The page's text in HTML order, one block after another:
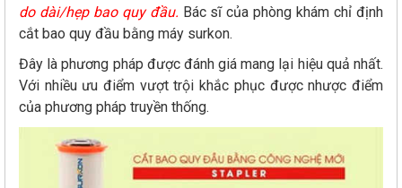
do dài/hẹp bao quy đầu. Bác sĩ của phòng khám chỉ định
cắt bao quy đầu bằng máy surkon.
Đây là phương pháp được đánh giá mang lại hiệu quả nhất.
Với nhiều ưu điểm vượt trội khắc phục được nhược điểm
của phương pháp truyền thống.